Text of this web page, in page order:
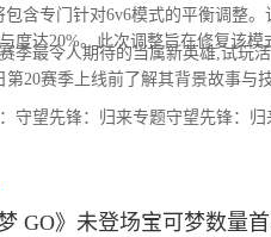
包含专门针对6v6模式的平衡调整
度达20%。此次调整旨在修复该
最令人期待的当属新英雄,试玩活
第20赛季上线前了解其背景故事与
守望先锋：归来专题守望先锋：归
梦 GO》未登场宝可梦数量